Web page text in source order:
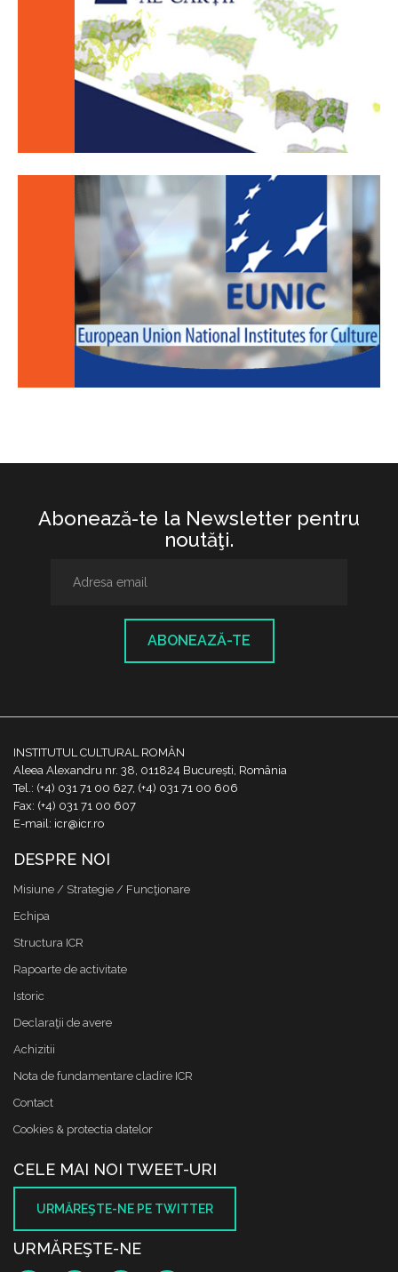
Abonează-te la Newsletter pentru
noutăţi.
ABONEAZĂ-TE
INSTITUTUL CULTURAL ROMÂN
Aleea Alexandru nr. 38, 011824 București, România
Tel.: (+4) 031 71 00 627, (+4) 031 71 00 606
Fax: (+4) 031 71 00 607
E-mail: icr@icr.ro
DESPRE NOI
Misiune / Strategie / Funcţionare
Echipa
Structura ICR
Rapoarte de activitate
Istoric
Declaraţii de avere
Achizitii
Nota de fundamentare cladire ICR
Contact
Cookies & protectia datelor
CELE MAI NOI TWEET-URI
URMĂREŞTE-NE PE TWITTER
URMĂREŞTE-NE